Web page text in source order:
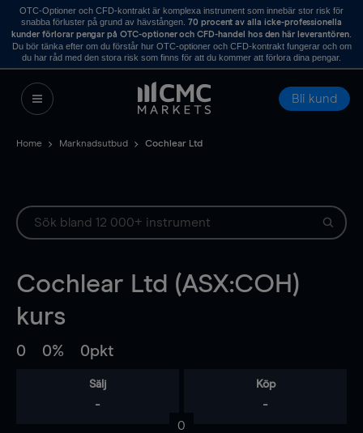
OTC-Optioner och CFD-kontrakt är komplexa instrument som innebär stor risk för
snabba förluster på grund av hävstången. 70 procent av alla icke-professionella
kunder förlorar pengar på OTC-optioner och CFD-handel hos den här leverantören.
Du bör tänka efter om du förstår hur OTC-optioner och CFD-kontrakt fungerar och om
du har råd med den stora risk som finns för att du kommer att förlora dina pengar.
Bli kund
Home Marknadsutbud Cochlear Ltd
Cochlear Ltd (ASX:COH)
kurs
0 0% 0pkt
Sälj
-
Köp
-
0